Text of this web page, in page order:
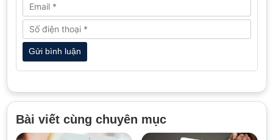
Bài viết cùng chuyên mục